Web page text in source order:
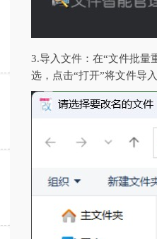
3.‌导入文件‌：在“文件批量
选，点击“打开”将文件导